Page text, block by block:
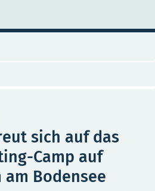
sich auf das
Camp auf
am Bodensee